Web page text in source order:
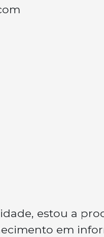
estou a
em